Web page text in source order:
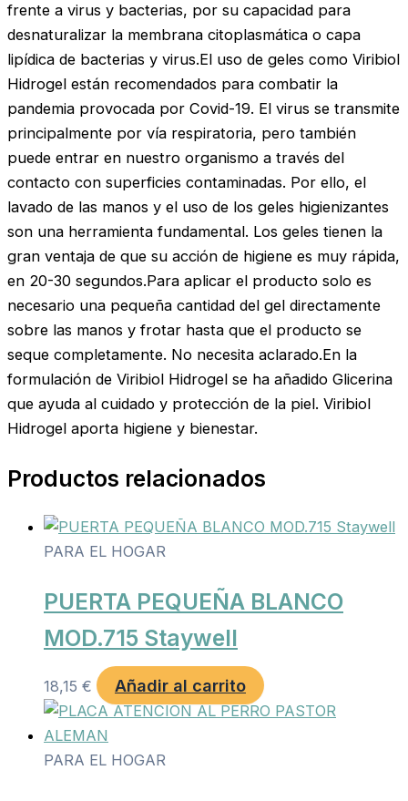
frente a virus y bacterias, por su capacidad para
desnaturalizar la membrana citoplasmática o capa
lipídica de bacterias y virus.El uso de geles como Viribiol
Hidrogel están recomendados para combatir la
pandemia provocada por Covid-19. El virus se transmite
principalmente por vía respiratoria, pero también
puede entrar en nuestro organismo a través del
contacto con superficies contaminadas. Por ello, el
lavado de las manos y el uso de los geles higienizantes
son una herramienta fundamental. Los geles tienen la
gran ventaja de que su acción de higiene es muy rápida,
en 20-30 segundos.Para aplicar el producto solo es
necesario una pequeña cantidad del gel directamente
sobre las manos y frotar hasta que el producto se
seque completamente. No necesita aclarado.En la
formulación de Viribiol Hidrogel se ha añadido Glicerina
que ayuda al cuidado y protección de la piel. Viribiol
Hidrogel aporta higiene y bienestar.
Productos relacionados
PARA EL HOGAR
PUERTA PEQUEÑA BLANCO
MOD.715 Staywell
18,15 € Añadir al carrito
PARA EL HOGAR